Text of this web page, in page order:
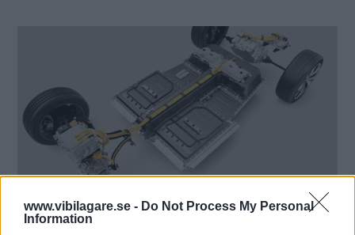
www.vibilagare.se - Do Not Process My Personal
Information
När det gäller litium, nickel, kobolt och grafit som används i elbilsbatterier
måste tillverkarna hitta och undvika risker gällande mänskliga rättigheter,